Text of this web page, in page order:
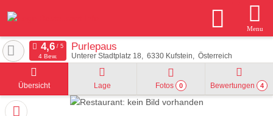
Menu
Purlepaus
Unterer Stadtplatz 18 6330 Kufstein Österreich
4 Bew.
Übersicht Lage Fotos 0 Bewertungen 4